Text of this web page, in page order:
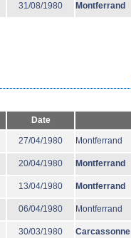
31/08/1980 Montferrand
Date
27/04/1980 Montferrand
20/04/1980 Montferrand
13/04/1980 Montferrand
06/04/1980 Montferrand
30/03/1980 Carcassonne